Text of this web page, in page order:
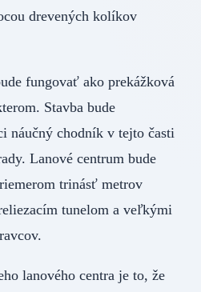
drevených kolíkov
fungovať ako prekážková
Stavba bude
náučný chodník v tejto časti
Lanové centrum bude
trinásť metrov
tunelom a veľkými
lanového centra je to, že